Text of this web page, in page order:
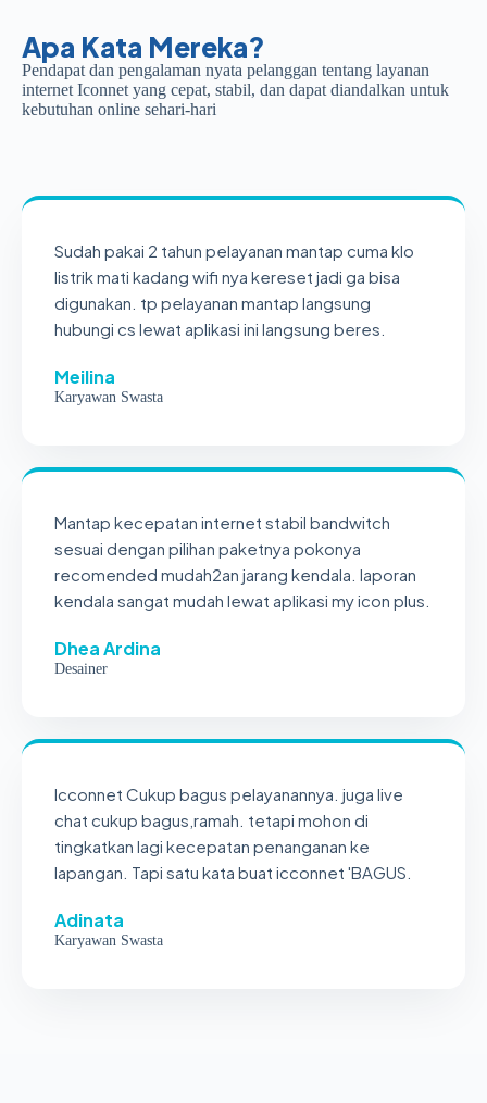
Apa Kata Mereka?
Pendapat dan pengalaman nyata pelanggan tentang layanan
internet Iconnet yang cepat, stabil, dan dapat diandalkan untuk
kebutuhan online sehari-hari
Sudah pakai 2 tahun pelayanan mantap cuma klo
listrik mati kadang wifi nya kereset jadi ga bisa
digunakan. tp pelayanan mantap langsung
hubungi cs lewat aplikasi ini langsung beres.
Meilina
Karyawan Swasta
Mantap kecepatan internet stabil bandwitch
sesuai dengan pilihan paketnya pokonya
recomended mudah2an jarang kendala. laporan
kendala sangat mudah lewat aplikasi my icon plus.
Dhea Ardina
Desainer
Icconnet Cukup bagus pelayanannya. juga live
chat cukup bagus,ramah. tetapi mohon di
tingkatkan lagi kecepatan penanganan ke
lapangan. Tapi satu kata buat icconnet 'BAGUS.
Adinata
Karyawan Swasta